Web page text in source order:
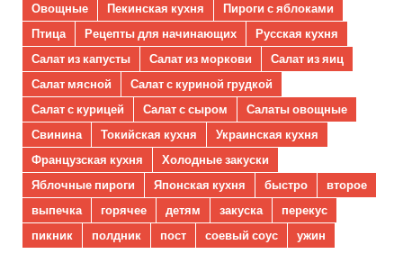
Овощные
Пекинская кухня
Пироги с яблоками
Птица
Рецепты для начинающих
Русская кухня
Салат из капусты
Салат из моркови
Салат из яиц
Салат мясной
Салат с куриной грудкой
Салат с курицей
Салат с сыром
Салаты овощные
Свинина
Токийская кухня
Украинская кухня
Французская кухня
Холодные закуски
Яблочные пироги
Японская кухня быстро
второе
выпечка
горячее детям закуска
перекус
пикник
полдник пост соевый соус ужин